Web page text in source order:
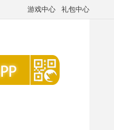
游戏中心 礼包中心